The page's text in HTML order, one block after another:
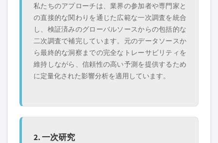
ズをリクエストして、正確な要件に合わ
せた洞察を入手してください。
カスタマイズを依頼する →
私たちのアプローチは、業界の参加者や専門家と
の直接的な関わりを通じた広範な一次調査を統合
し、検証済みのグローバルソースからの包括的な
二次調査で補完しています。元のデータソースか
ら最終的な洞察までの完全なトレーサビリティを
維持しながら、信頼性の高い予測を提供するため
に定量化された影響分析を適用しています。
2. 一次研究